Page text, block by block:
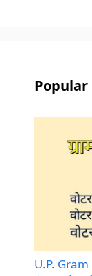
Popular
U.P.